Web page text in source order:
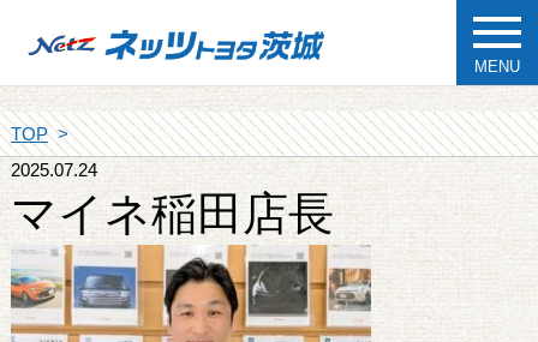
MENU
TOP
2025.07.24
マイネ稲田店長